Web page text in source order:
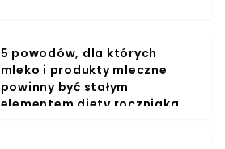
5 powodów, dla których
mleko i produkty mleczne
powinny być stałym
elementem diety roczniaka